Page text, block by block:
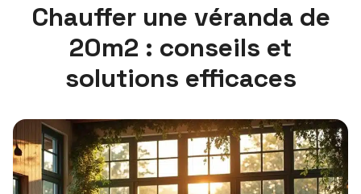
Chauffer une véranda de
20m2 : conseils et
solutions efficaces